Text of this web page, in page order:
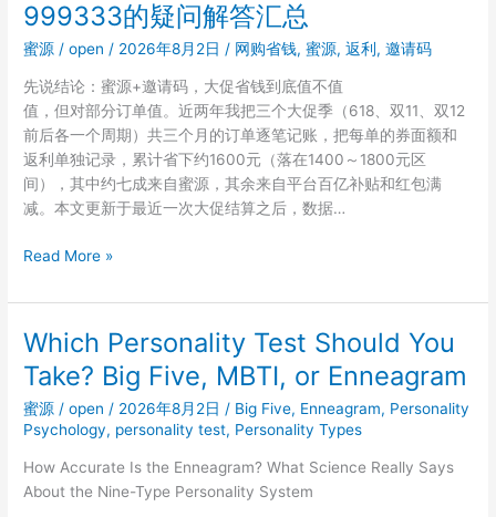
999333
选
指
南：
哪
些
商
品
利
例
高，
哪
些
不
值
999333的疑问解答汇总
蜜源 /open / 2026年8月2日 / 网购省钱,蜜源,返利 ,邀请码
先说结论：蜜源+邀请码，大促省钱到底值不值
值，但对部分订单值。近两年我把三个大促季（618、双11、双12
前后各一个周期）共三个月的订单逐笔记账，把每单的券面额和
返利单独记录，累计省下约1600元（落在1400～1800元区
间），其中约七成来自蜜源，其余来自平台百亿补贴和红包满
减。本文更新于最近一次大促结算之后，数据…
注
前
关
什
么？
源
APP
Read More »
Which Personality Test Should You
Take? Big Five, MBTI, or Enneagram
蜜源 /open / 2026年8月2日 / Big Five, Enneagram, Personality
Psychology, personality test, Personality Types
How Accurate Is the Enneagram? What Science Really Says
About the Nine-Type Personality System